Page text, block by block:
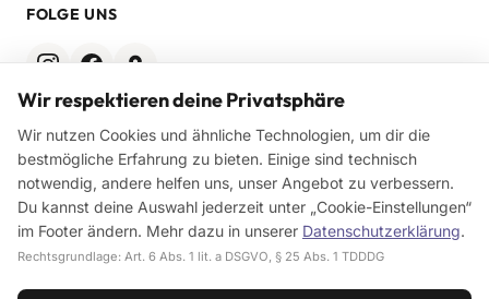
FOLGE UNS
Impressum
Datenschutz
AGB
Wir respektieren deine Privatsphäre
Wir nutzen Cookies und ähnliche Technologien, um dir die
bestmögliche Erfahrung zu bieten. Einige sind technisch
notwendig, andere helfen uns, unser Angebot zu verbessern.
Du kannst deine Auswahl jederzeit unter „Cookie-Einstellungen“
im Footer ändern. Mehr dazu in unserer Datenschutzerklärung.
Rechtsgrundlage: Art. 6 Abs. 1 lit. a DSGVO, § 25 Abs. 1 TDDDG